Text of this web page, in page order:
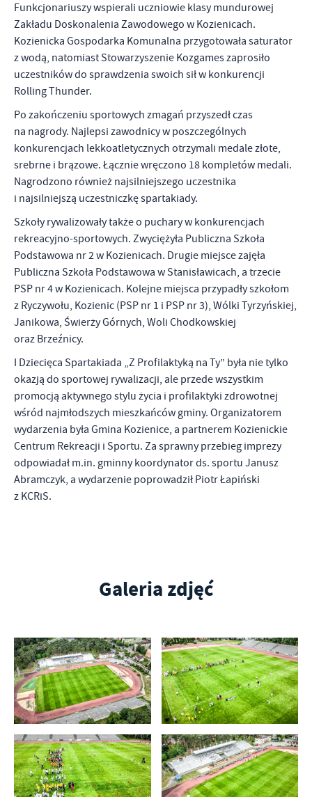
Funkcjonariuszy wspierali uczniowie klasy mundurowej
Zakładu Doskonalenia Zawodowego w Kozienicach.
Kozienicka Gospodarka Komunalna przygotowała saturator
z wodą, natomiast Stowarzyszenie Kozgames zaprosiło
uczestników do sprawdzenia swoich sił w konkurencji
Rolling Thunder.
Po zakończeniu sportowych zmagań przyszedł czas
na nagrody. Najlepsi zawodnicy w poszczególnych
konkurencjach lekkoatletycznych otrzymali medale złote,
srebrne i brązowe. Łącznie wręczono 18 kompletów medali.
Nagrodzono również najsilniejszego uczestnika
i najsilniejszą uczestniczkę spartakiady.
Szkoły rywalizowały także o puchary w konkurencjach
rekreacyjno-sportowych. Zwyciężyła Publiczna Szkoła
Podstawowa nr 2 w Kozienicach. Drugie miejsce zajęła
Publiczna Szkoła Podstawowa w Stanisławicach, a trzecie
PSP nr 4 w Kozienicach. Kolejne miejsca przypadły szkołom
z Ryczywołu, Kozienic (PSP nr 1 i PSP nr 3), Wólki Tyrzyńskiej,
Janikowa, Świerży Górnych, Woli Chodkowskiej
oraz Brzeźnicy.
I Dziecięca Spartakiada „Z Profilaktyką na Ty” była nie tylko
okazją do sportowej rywalizacji, ale przede wszystkim
promocją aktywnego stylu życia i profilaktyki zdrowotnej
wśród najmłodszych mieszkańców gminy. Organizatorem
wydarzenia była Gmina Kozienice, a partnerem Kozienickie
Centrum Rekreacji i Sportu. Za sprawny przebieg imprezy
odpowiadał m.in. gminny koordynator ds. sportu Janusz
Abramczyk, a wydarzenie poprowadził Piotr Łapiński
z KCRiS.
Galeria zdjęć